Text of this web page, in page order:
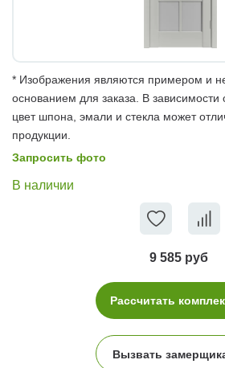
* Изображения являются примером и
основанием для заказа. В зависимости
цвет шпона, эмали и стекла может
продукции.
Запросить фото
В наличии
9 585 руб
Рассчитать
Вызвать